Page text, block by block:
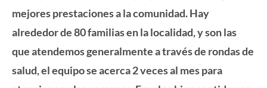
mejores prestaciones a la comunidad. Hay
alrededor de 80 familias en la localidad, y son las
que atendemos generalmente a través de rondas de
salud, el equipo se acerca 2 veces al mes para